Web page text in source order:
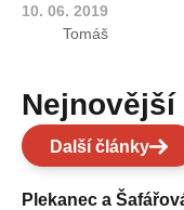
10. 06. 2019
Tomáš
Další články
Plekanec a